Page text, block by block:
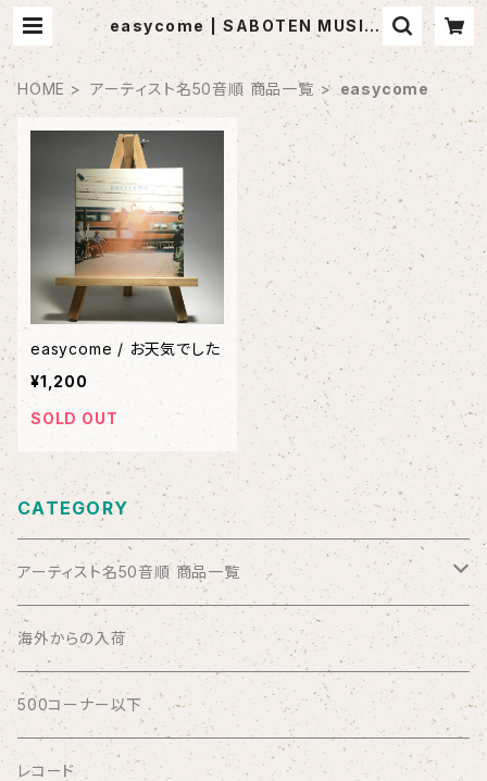
easycome | SABOTEN MUSIC
(セレクトCDショップ)
HOME アーティスト名50音順 商品一覧 easycome
easycome / お天気でした
¥1,200
SOLD OUT
CATEGORY
アーティスト名50音順 商品一覧
ABSOLUTE LOSERS
AFRICA
AGU
海外からの入荷
500コーナー以下
レコード